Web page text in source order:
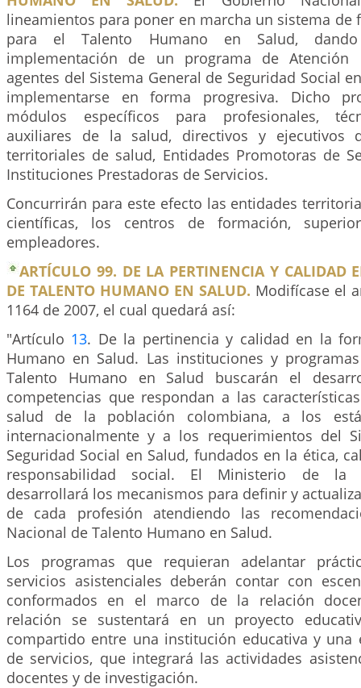
lineamientos para poner en marcha un sistema de
para el Talento Humano en Salud,
implementación de un programa de Atención
agentes del Sistema General de Seguridad Social
implementarse en forma progresiva. Dicho
módulos específicos para profesionales,
auxiliares de la salud, directivos y ejecutivos
territoriales de salud, Entidades Promotoras de
Instituciones Prestadoras de Servicios.
Concurrirán para este efecto las entidades
científicas, los centros de formación,
empleadores.
ARTÍCULO 99. DE LA PERTINENCIA Y CALIDAD
DE TALENTO HUMANO EN SALUD. Modifícase el
1164 de 2007, el cual quedará así:
"Artículo 13. De la pertinencia y calidad en la
Humano en Salud. Las instituciones y
Talento Humano en Salud buscarán el
competencias que respondan a las
salud de la población colombiana, a los
internacionalmente y a los requerimientos del
Seguridad Social en Salud, fundados en la ética,
responsabilidad social. El Ministerio de la
desarrollará los mecanismos para definir y
de cada profesión atendiendo las
Nacional de Talento Humano en Salud.
Los programas que requieran adelantar
servicios asistenciales deberán contar con
conformados en el marco de la relación
relación se sustentará en un proyecto
compartido entre una institución educativa y una
de servicios, que integrará las actividades
docentes y de investigación.